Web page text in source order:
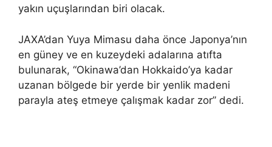
yakın uçuşlarından biri olacak.
JAXA’dan Yuya Mimasu daha önce Japonya’nın
en güney ve en kuzeydeki adalarına atıfta
bulunarak, “Okinawa’dan Hokkaido’ya kadar
uzanan bölgede bir yerde bir yenlik madeni
parayla ateş etmeye çalışmak kadar zor” dedi.